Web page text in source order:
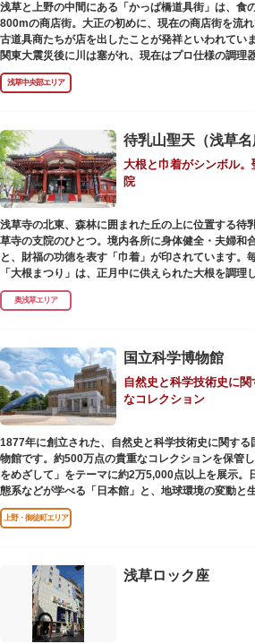
日没後はライトアップされ、朱塗りの建物がより一
ます。昼間は約90店舗が軒を連ねる仲見世のお店も
かれた「浅草絵巻」を楽しめるのも夜の醍醐味。撮
ットにもおすすめです。昼間と比べて人が少なくゆ
運んでみてはいかがでしょうか。
浅草と上野の中間にある「かっぱ橋道具街」は、食
800mの商店街。大正の初めに、現在の商店街を流
古道具商たちが店を出したことが発祥といわれていま
関東大震災後に川は塞がれ、現在はプロ仕様の調理
包材、調理衣装など「食」にまつわる約170軒の専門
門商店街として賑わいを見せています。もちろん、
も対応。家庭の調理用具を購入したい人や観光客に
毎年、道具の日である10月9日前後に開催される「
は、各店舗がおすすめ商品や掘り出しものを販売。
様々な催しものも行われます。
浅草中央部エリア
大根と巾着がシンボル
院
浅草寺の北東、森林に囲まれた丘の上に位置する待
草寺の支院のひとつ。境内各所に身体健全・夫婦和
と、財福の功徳を表す「巾着」が印されています。
「大根まつり」は、正月中に供えられた大根を調理
酒とともに参拝者に振る舞われるイベント。聖天様
だくことで、心身健康のご利益があるそうです。
養する最高の祈祷法。心願成就の力があると考えら
日間毎朝祈祷していただけます。また、浅草名所七
られ、毘沙門天が祀られています。
奥浅草エリア
国立科学博物館
自然史と科学技術史に
なコレクション
1877年に創立された、自然史と科学技術史に関する
物館です。約500万点の貴重なコレクションを保管
をめざして」をテーマに約2万5,000点以上を展示。
態系などが学べる「日本館」と、地球環境の変動と
進歩などが学べる「地球館」の2つの常設展示をメイ
などから構成されています。
2005年「愛・地球博」の長久手日本館で人気を博
100万分の1の大きさ）のドームの内側すべてがス
初のシアターで、月ごとに変わるオリジナル映像を
楽しみながら学習できるイベント企画や、恐竜をは
本、子ども向けのコーナーもあり、お子様連れでも
上野・御徒町エリア
浅草ロック座